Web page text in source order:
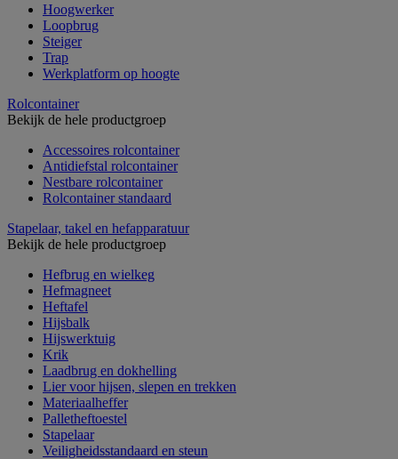
Hoogwerker
Loopbrug
Steiger
Trap
Werkplatform op hoogte
Rolcontainer
Bekijk de hele productgroep
Accessoires rolcontainer
Antidiefstal rolcontainer
Nestbare rolcontainer
Rolcontainer standaard
Stapelaar, takel en hefapparatuur
Bekijk de hele productgroep
Hefbrug en wielkeg
Hefmagneet
Heftafel
Hijsbalk
Hijswerktuig
Krik
Laadbrug en dokhelling
Lier voor hijsen, slepen en trekken
Materiaalheffer
Palletheftoestel
Stapelaar
Veiligheidsstandaard en steun